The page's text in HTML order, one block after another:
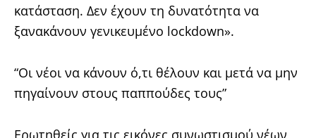
κατάσταση. Δεν έχουν τη δυνατότητα να
ξανακάνουν γενικευμένο lockdown».
“Οι νέοι να κάνουν ό,τι θέλουν και μετά να μην
πηγαίνουν στους παππούδες τους”